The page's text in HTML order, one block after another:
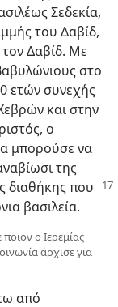
Σεδεκία,
του Δαβίδ,
Δαβίδ. Με
στο
ετών συνεχής
και στην
ο
μπορούσε να
της
διαθήκης που
βασιλεία.
ο Ιερεμίας
άρχισε για
από